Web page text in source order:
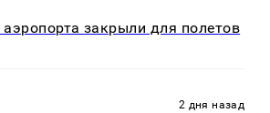
аэропорта закрыли для полетов
2 дня назад